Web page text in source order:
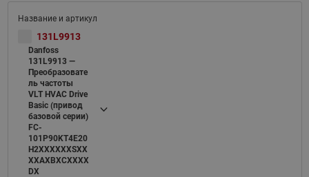
131L9913
Danfoss
131L9913 —
Преобразовате
ль частоты
VLT HVAC Drive
Basic (привод
базовой серии)
FC-
101P90KT4E20
H2XXXXXXSXX
XXAXBXCXXXX
DX